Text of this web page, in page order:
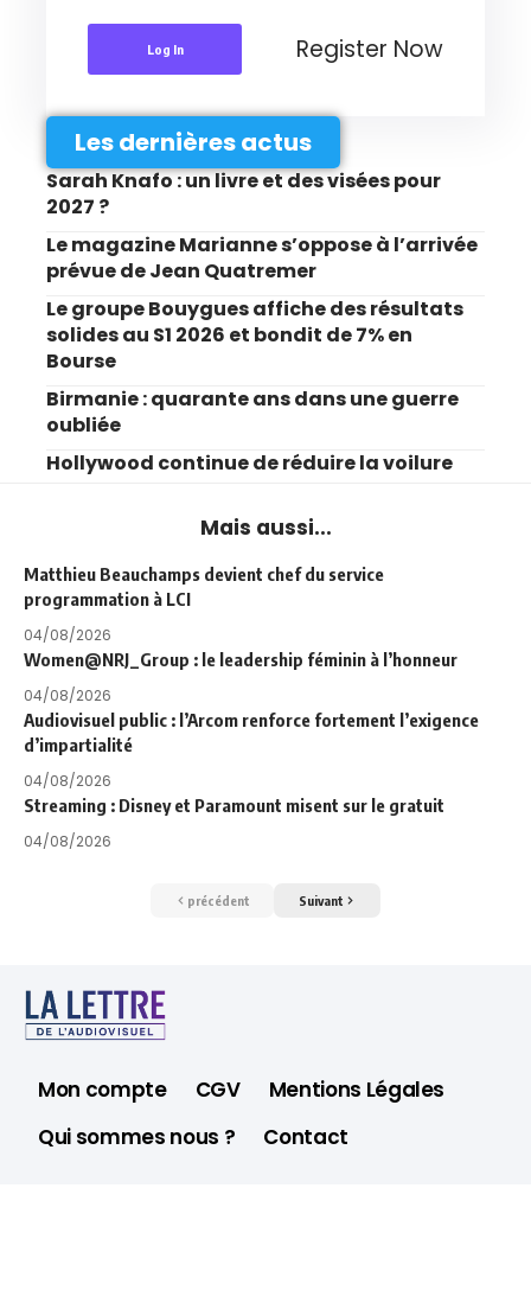
Log In Register Now
Les dernières actus
Sarah Knafo : un livre et des visées pour
2027 ?
Le magazine Marianne s’oppose à l’arrivée
prévue de Jean Quatremer
Le groupe Bouygues affiche des résultats
solides au S1 2026 et bondit de 7% en
Bourse
Birmanie : quarante ans dans une guerre
oubliée
Hollywood continue de réduire la voilure
Mais aussi...
Matthieu Beauchamps devient chef du service
programmation à LCI
04/08/2026
Women@NRJ_Group : le leadership féminin à l’honneur
04/08/2026
Audiovisuel public : l’Arcom renforce fortement l’exigence
d’impartialité
04/08/2026
Streaming : Disney et Paramount misent sur le gratuit
04/08/2026
précédent Suivant
Mon compte CGV
Mentions Légales
Qui sommes nous ?
Contact